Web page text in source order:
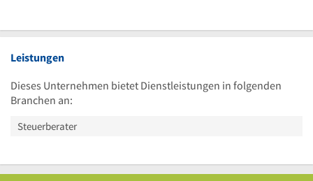
Leistungen
Dieses Unternehmen bietet Dienstleistungen in folgenden
Branchen an:
Steuerberater